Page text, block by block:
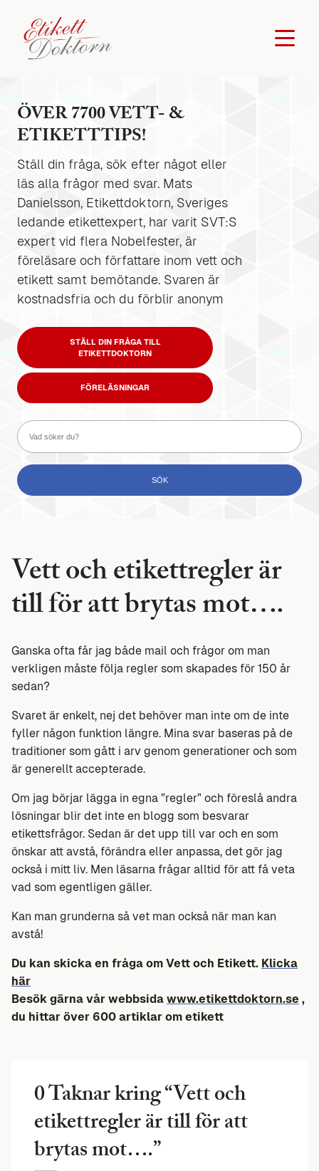
ÖVER 7700 VETT- &
ETIKETTTIPS!
Ställ din fråga, sök efter något eller
läs alla frågor med svar. Mats
Danielsson, Etikettdoktorn, Sveriges
ledande etikettexpert, har varit SVT:S
expert vid flera Nobelfester, är
föreläsare och författare inom vett och
etikett samt bemötande. Svaren är
kostnadsfria och du förblir anonym
STÄLL DIN FRÅGA TILL
ETIKETTDOKTORN
FÖRELÄSNINGAR
Vett och etikettregler är
till för att brytas mot….
Ganska ofta får jag både mail och frågor om man
verkligen måste följa regler som skapades för 150 år
sedan?
Svaret är enkelt, nej det behöver man inte om de inte
fyller någon funktion längre. Mina svar baseras på de
traditioner som gått i arv genom generationer och som
är generellt accepterade.
Om jag börjar lägga in egna ”regler” och föreslå andra
lösningar blir det inte en blogg som besvarar
etikettsfrågor. Sedan är det upp till var och en som
önskar att avstå, förändra eller anpassa, det gör jag
också i mitt liv. Men läsarna frågar alltid för att få veta
vad som egentligen gäller.
Kan man grunderna så vet man också när man kan
avstå!
Du kan skicka en fråga om Vett och Etikett. Klicka
här
Besök gärna vår webbsida www.etikettdoktorn.se ,
du hittar över 600 artiklar om etikett
0 Taknar kring “Vett och
etikettregler är till för att
brytas mot….”